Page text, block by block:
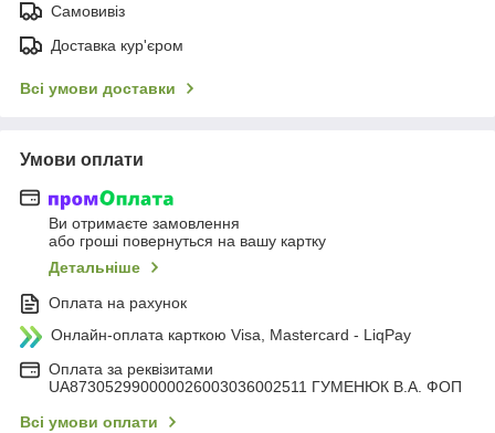
Самовивіз
Доставка кур'єром
Всі умови доставки
Умови оплати
Ви отримаєте замовлення
або гроші повернуться на вашу картку
Детальніше
Оплата на рахунок
Онлайн-оплата карткою Visa, Mastercard - LiqPay
Оплата за реквізитами
UA873052990000026003036002511 ГУМЕНЮК В.А. ФОП
Всі умови оплати